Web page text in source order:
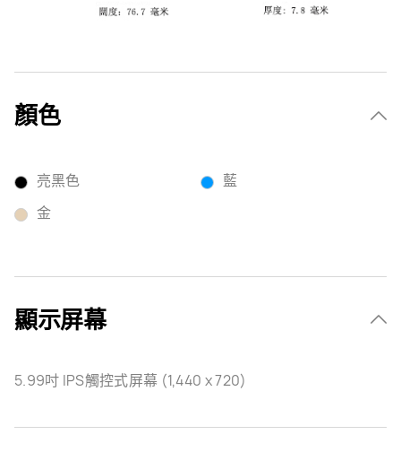
顏色
亮黑色
藍
金
顯示屏幕
5.99吋 IPS觸控式屏幕 (1,440 x 720)